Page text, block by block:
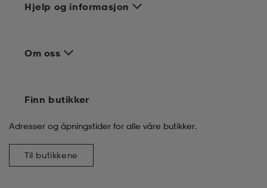
Hjelp og informasjon
Om oss
Finn butikker
Adresser og åpningstider for alle våre butikker.
Til butikkene